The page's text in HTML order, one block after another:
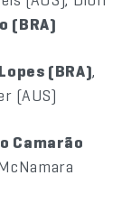
(BRA)
(BRA),
(AUS)
Camarão